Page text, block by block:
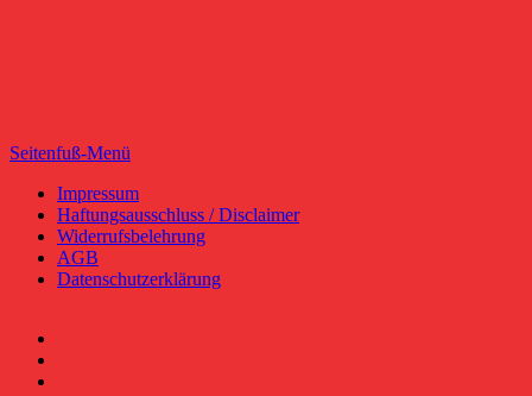
Seitenfuß-Menü
Seitenfuß-
Menü
Impressum
Haftungsausschluss / Disclaimer
Widerrufsbelehrung
AGB
Datenschutzerklärung